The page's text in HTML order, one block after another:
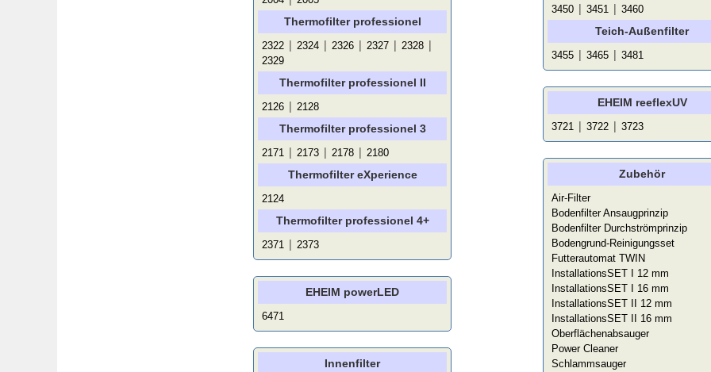
Thermofilter professionel
2322 | 2324 | 2326 | 2327 | 2328 |
2329
Thermofilter professionel II
2126 | 2128
Thermofilter professionel 3
2171 | 2173 | 2178 | 2180
Thermofilter eXperience
2124
Thermofilter professionel 4+
2371 | 2373
EHEIM powerLED
6471
Innenfilter
3450 | 3451 | 3460
Teich-Außenfilter
3455 | 3465 | 3481
EHEIM reeflexUV
3721 | 3722 | 3723
Zubehör
Air-Filter
Bodenfilter Ansaugprinzip
Bodenfilter Durchströmprinzip
Bodengrund-Reinigungsset
Futterautomat TWIN
InstallationsSET I 12 mm
InstallationsSET I 16 mm
InstallationsSET II 12 mm
InstallationsSET II 16 mm
Oberflächenabsauger
Power Cleaner
Schlammsauger